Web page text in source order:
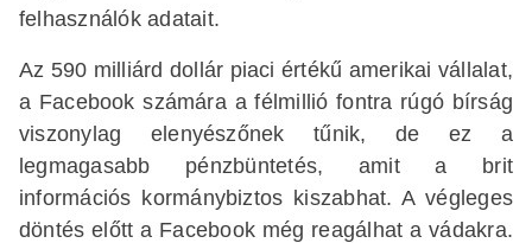
felhasználók adatait.
Az 590 milliárd dollár piaci értékű amerikai vállalat,
a Facebook számára a félmillió fontra rúgó bírság
viszonylag elenyészőnek tűnik, de ez a
legmagasabb pénzbüntetés, amit a brit
információs kormánybiztos kiszabhat. A végleges
döntés előtt a Facebook még reagálhat a vádakra.